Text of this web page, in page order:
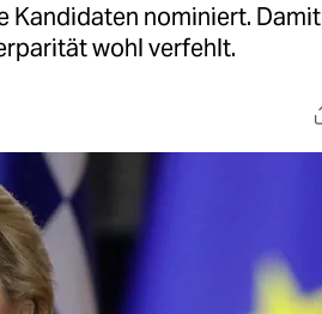
Kandidaten nominiert. Damit
wohl verfehlt.